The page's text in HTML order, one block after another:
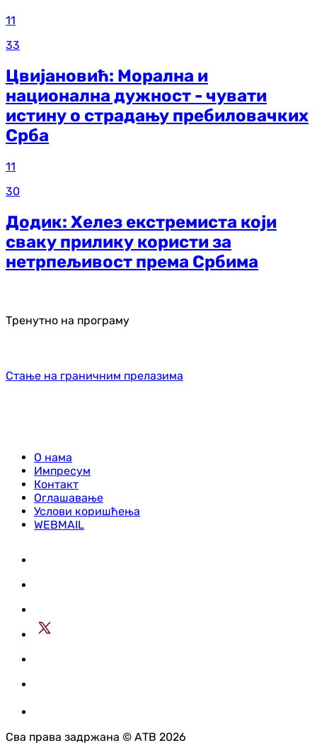
11
33
Цвијановић: Морална и
национална дужност - чувати
истину о страдању пребиловачких
Срба
11
30
Додик: Хелез екстремиста који
сваку прилику користи за
нетрпељивост према Србима
Тренутно на програму
Стање на граничним прелазима
О нама
Импресум
Контакт
Оглашавање
Услови коришћења
WEBMAIL
Сва права задржана © АТВ 2026